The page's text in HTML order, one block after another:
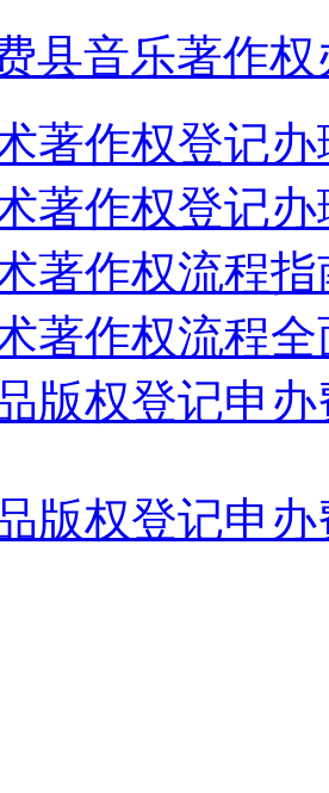
县音乐著作
著作权登记
著作权登记
著作权流程指
著作权流程
版权登记申
版权登记申